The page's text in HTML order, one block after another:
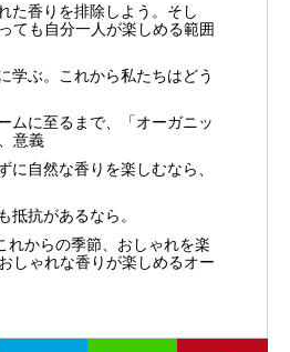
た香りを排除しよう。そし
ても自分一人が楽しめる範囲
学ぶ。これから私たちはどう
ムに至るまで、「オーガニッ
意義
自然な香りを楽しむなら、
抗があるなら。
からの季節、おしゃれを楽
しゃれな香りが楽しめるオー